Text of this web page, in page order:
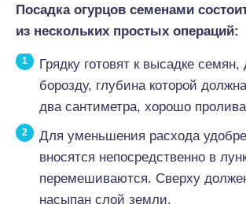
Посадка огурцов семенами
из нескольких простых операций:
Грядку готовят к высадке
борозду, глубина которой
два сантиметра, хорошо
Для уменьшения расхода
вносятся непосредственно в
перемешиваются. Сверху
насыпан слой земли.